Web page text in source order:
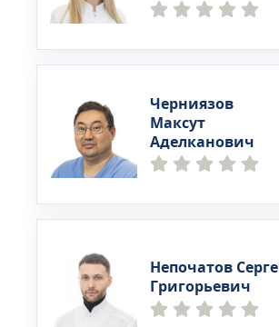
Черниязов
Максут
Аделканович
Непочатов
Григорьевич